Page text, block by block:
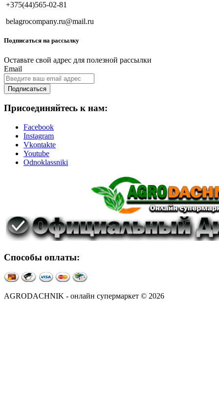
+375(44)565-02-81
belagrocompany.ru@mail.ru
Подписаться на рассылку
Оставьте свой адрес для полезной рассылки
Email
Подписаться
Присоединяйтесь к нам:
Facebook
Instagram
Vkontakte
Youtube
Odnoklassniki
Способы оплаты:
AGRODACHNIK - онлайн супермаркет © 2026